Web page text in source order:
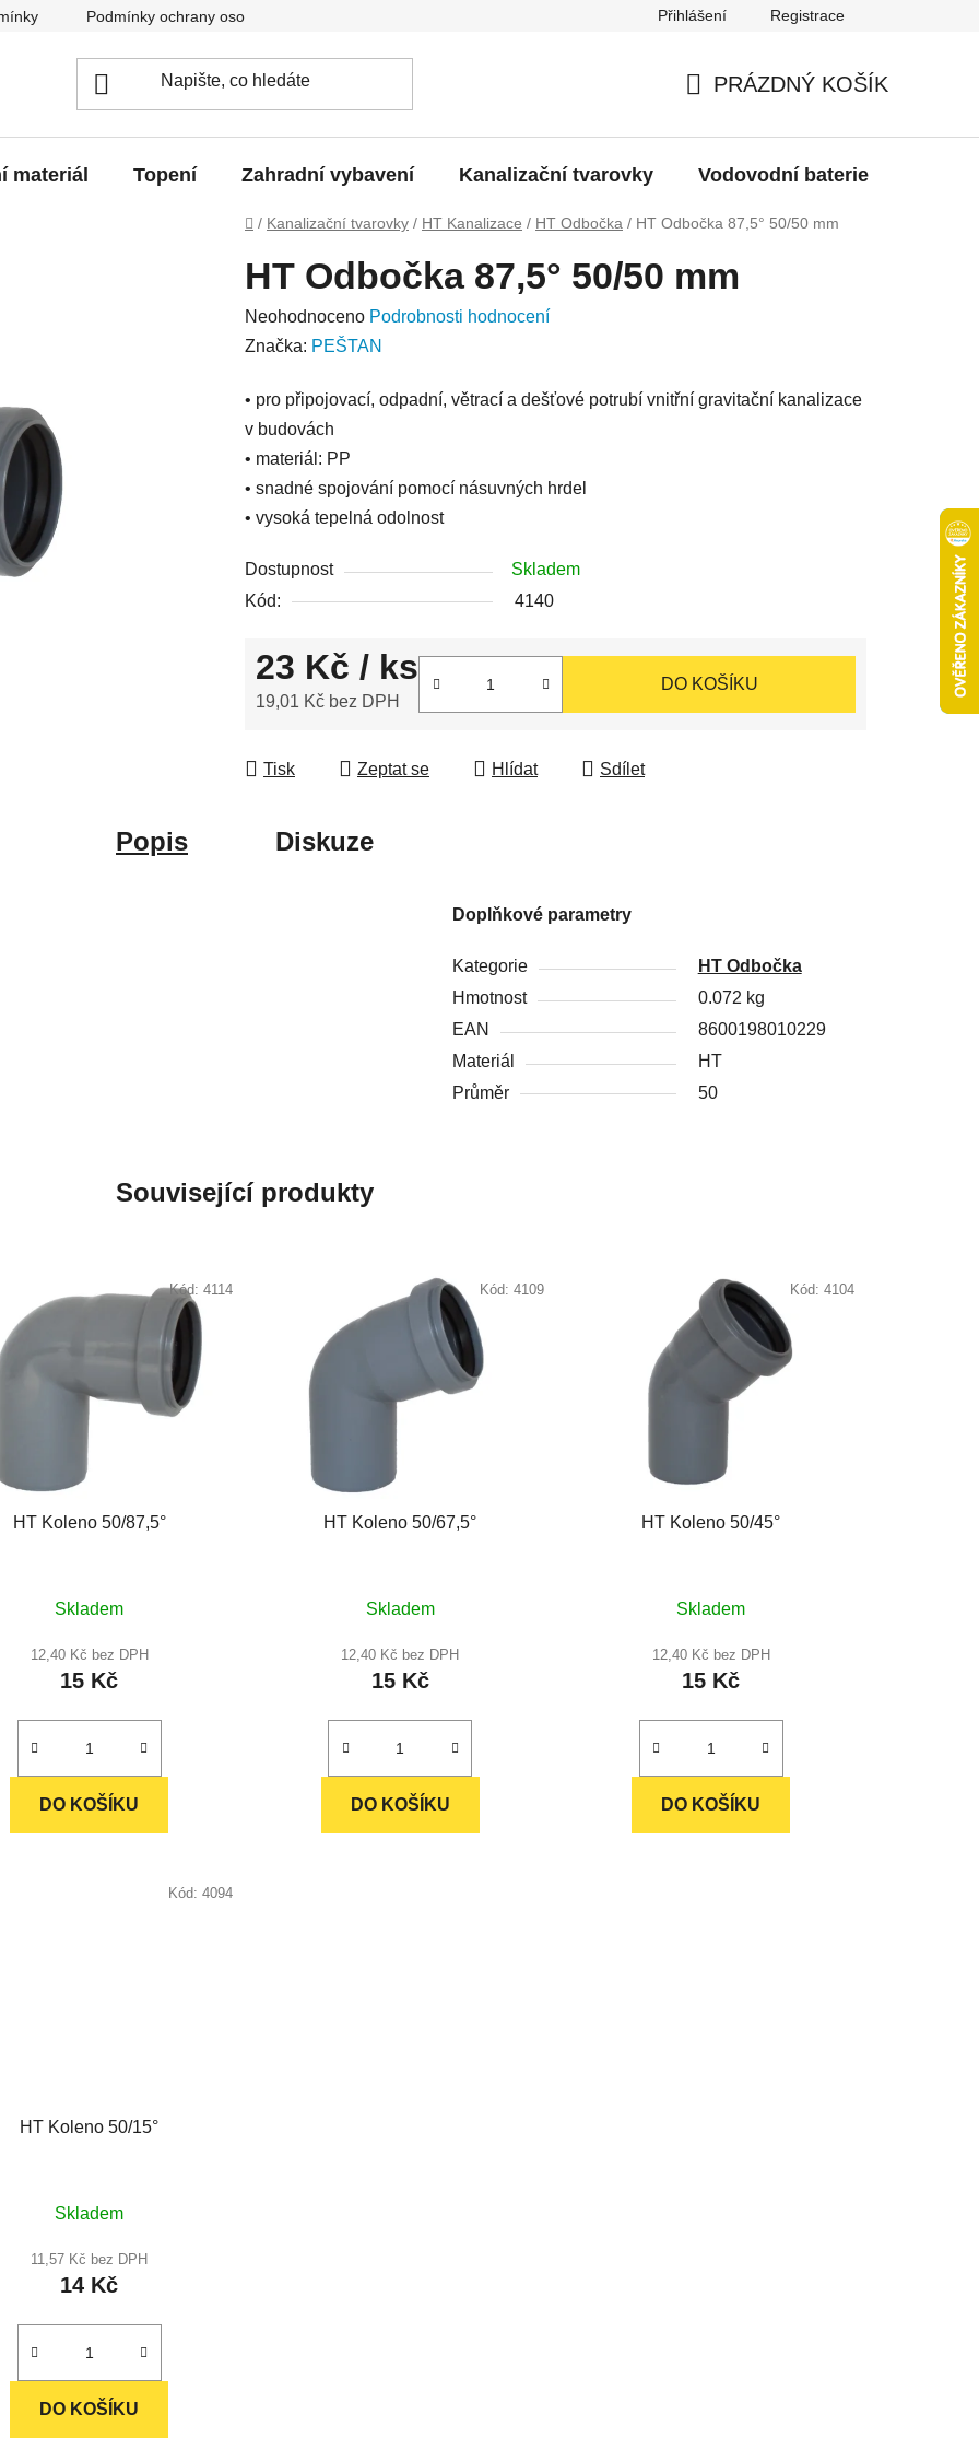
Podmínky ochrany osobních údajů Přihlášení Registrace
KOŠÍK
PRÁZDNÝ KOŠÍK
materiál Topení Zahradní vybavení Kanalizační tvarovky Vodovodní baterie
Domů
/ Kanalizační tvarovky / HT Kanalizace / HT Odbočka / HT Odbočka 87,5° 50/50 mm
HT Odbočka 87,5° 50/50 mm
Průměrné
hodnocení
je
0,0
z
5
hvězdiček.
Neohodnoceno Podrobnosti hodnocení
Značka: PEŠTAN
• pro připojovací, odpadní, větrací a dešťové potrubí vnitřní gravitační kanalizace
v budovách
• materiál: PP
• snadné spojování pomocí násuvných hrdel
• vysoká tepelná odolnost
Dostupnost
Skladem
Kód:
4140
23 Kč / ks
19,01 Kč bez DPH
DO KOŠÍKU
Tisk Zeptat se Hlídat Sdílet
Popis Diskuze
Doplňkové parametry
Kategorie
HT Odbočka
Hmotnost
0.072 kg
EAN
8600198010229
Materiál
HT
Průměr
50
Související produkty
HT Koleno 50/87,5°
hodnocení
produktu
je
hvězdiček.
Skladem
12,40 Kč bez DPH
15 Kč
DO KOŠÍKU
Kód: 4114
HT Koleno 50/67,5°
hodnocení
produktu
je
hvězdiček.
Skladem
12,40 Kč bez DPH
15 Kč
DO KOŠÍKU
Kód: 4109
HT Koleno 50/45°
hodnocení
produktu
je
hvězdiček.
Skladem
12,40 Kč bez DPH
15 Kč
DO KOŠÍKU
Kód: 4104
HT Koleno 50/15°
hodnocení
produktu
je
hvězdiček.
Skladem
11,57 Kč bez DPH
14 Kč
DO KOŠÍKU
Kód: 4094